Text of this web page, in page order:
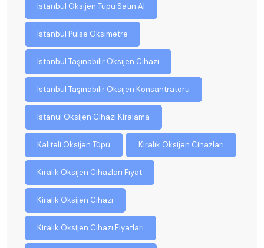
Istanbul Oksijen Tüpü Satın Al
Istanbul Pulse Oksimetre
Istanbul Taşınabilir Oksijen Cihazı
Istanbul Taşınabilir Oksijen Konsantratörü
Istanul Oksijen Cihazı Kiralama
Kaliteli Oksijen Tüpü Kiralık Oksijen Cihazları
Kiralık Oksijen Cihazları Fiyat
Kiralık Oksijen Cihazı
Kiralık Oksijen Cihazı Fiyatları